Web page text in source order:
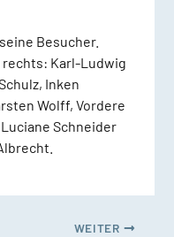
Besucher.
rechts: Karl-Ludwig
Inken
Wolff, Vordere
Schneider
WEITER